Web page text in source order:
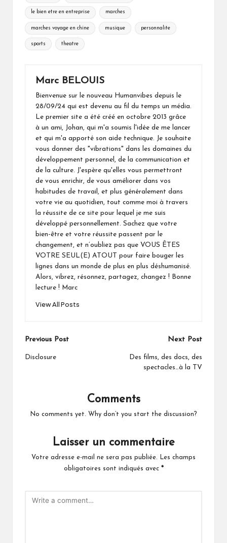
le bien etre en entreprise marches
marches voyage en chine musique personnalite
sports theatre
Marc BELOUIS
Bienvenue sur le nouveau Humanvibes depuis le
28/09/24 qui est devenu au fil du temps un média.
Le premier site a été créé en octobre 2013 grâce
à un ami, Johan, qui m'a soumis l'idée de me lancer
et qui m'a apporté son aide technique. Je souhaite
vous donner des "vibrations" dans les domaines du
développement personnel, de la communication et
de la culture. J'espère qu'elles vous permettront
de vous enrichir, de vous améliorer dans vos
habitudes de travail, et plus généralement dans
votre vie au quotidien, tout comme moi à travers
la réussite de ce site pour lequel je me suis
développé personnellement. Sachez que votre
bien-être et votre réussite passent par le
changement, et n’oubliez pas que VOUS ÊTES
VOTRE SEUL(E) ATOUT pour faire bouger les
lignes dans un monde de plus en plus déshumanisé.
Alors, vibrez, résonnez, partagez, changez ! Bonne
lecture ! Marc
View All Posts
Post
navigation
Previous Post
Disclosure
Next Post
Des films, des docs, des
spectacles…à la TV
Comments
No comments yet. Why don’t you start the discussion?
Laisser un commentaire
Votre adresse e-mail ne sera pas publiée.
Les champs
obligatoires sont indiqués avec *